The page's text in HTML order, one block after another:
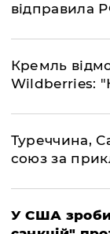
відправила
​Кремль
Wildberries:
​Туреччина,
союз за
​У США